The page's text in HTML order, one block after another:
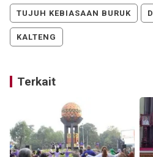
TUJUH KEBIASAAN BURUK
KALTENG
Terkait